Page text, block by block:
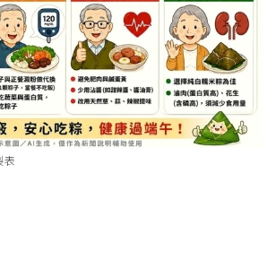
表